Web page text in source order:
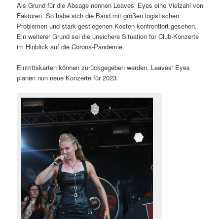
Als Grund für die Absage nennen Leaves‘ Eyes eine Vielzahl von
Faktoren. So habe sich die Band mit großen logistischen
Problemen und stark gestiegenen Kosten konfrontiert gesehen.
Ein weiterer Grund sei die unsichere Situation für Club-Konzerte
im Hinblick auf die Corona-Pandemie.
Eintrittskarten können zurückgegeben werden. Leaves‘ Eyes
planen nun neue Konzerte für 2023.